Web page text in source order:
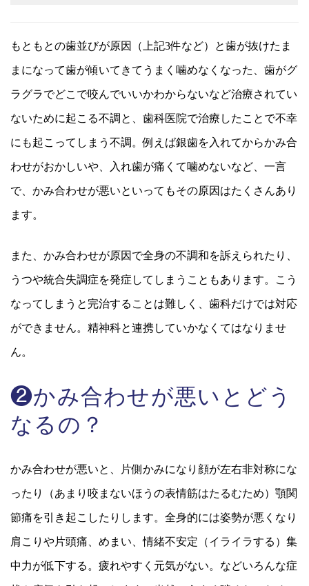
もともとの歯並びが原因（上記3件など）と歯が抜けたま
まになって歯が傾いてきてうまく噛めなくなった、歯がグ
ラグラでどこで咬んでいいかわからないなど治療されてい
ないために起こる不調と、歯科医院で治療したことで不幸
にも起こってしまう不調。例えば銀歯を入れてからかみ合
わせがおかしいや、入れ歯が痛くて噛めないなど、一言
で、かみ合わせが悪いといってもその原因はたくさんあり
ます。
また、かみ合わせが原因で全身の不調和を訴えられたり、
うつや統合失調症を発症してしまうこともあります。こう
なってしまうと完治することは難しく、歯科だけでは対応
ができません。精神科と連携していかなくてはなりませ
ん。
❷かみ合わせが悪いとどう
なるの？
かみ合わせが悪いと、片側かみになり顔が左右非対称にな
ったり（あまり咬まないほうの表情筋はたるむため）顎関
節痛を引き起こしたりします。全身的には姿勢が悪くなり
肩こりや片頭痛、めまい、情緒不安定（イライラする）集
中力が低下する。疲れやすく元気がない。などいろんな症